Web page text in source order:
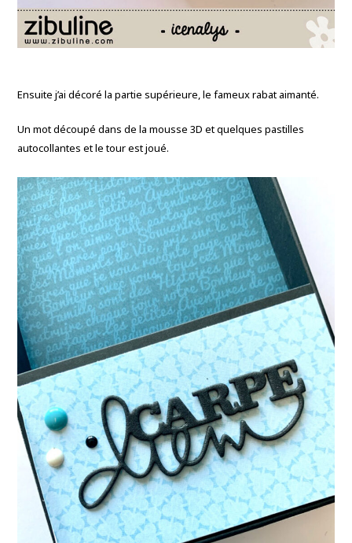
Ensuite j’ai décoré la partie supérieure, le fameux rabat aimanté.
Un mot découpé dans de la mousse 3D et quelques pastilles
autocollantes et le tour est joué.